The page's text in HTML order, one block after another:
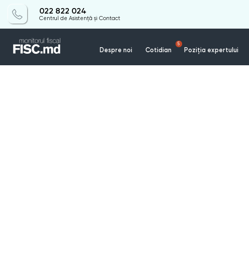
022 822 024
Centrul de Asistență și Contact
Despre noi Cotidian
5
Poziția expertului